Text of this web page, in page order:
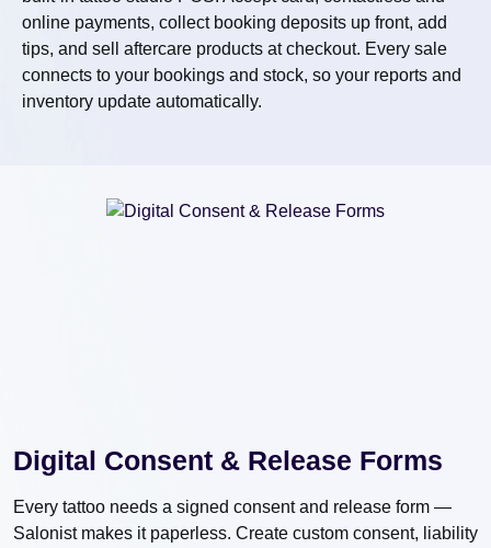
online payments, collect booking deposits up front, add
tips, and sell aftercare products at checkout. Every sale
connects to your bookings and stock, so your reports and
inventory update automatically.
Digital Consent & Release Forms
Every tattoo needs a signed consent and release form —
Salonist makes it paperless. Create custom consent, liability